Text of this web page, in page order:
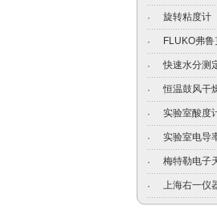
· 旋转粘度计
· FLUKO弗鲁
· 快速水分测
· 恒温鼓风干
· 实验室酸度
· 实验室电导
· 梅特勒电子
· 上海右一仪